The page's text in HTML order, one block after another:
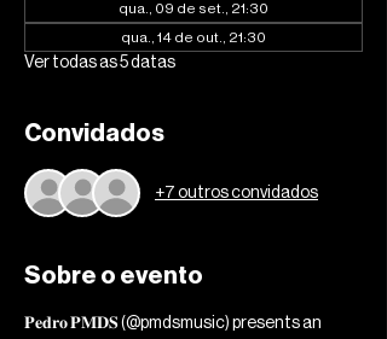
qua., 09 de set., 21:30
qua., 14 de out., 21:30
Ver todas as 5 datas
Convidados
+7 outros convidados
Sobre o evento
𝐏𝐞𝐝𝐫𝐨 𝐏𝐌𝐃𝐒 (@pmdsmusic) presents an